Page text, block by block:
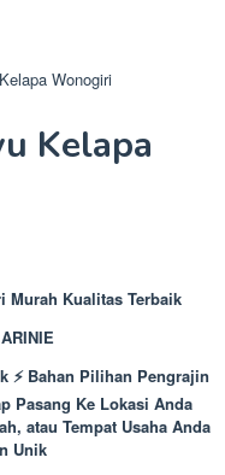
Wonogiri
Kelapa
Murah Kualitas Terbaik
⚡ Bahan Pilihan Pengrajin
Pasang Ke Lokasi Anda
atau Tempat Usaha Anda
Unik